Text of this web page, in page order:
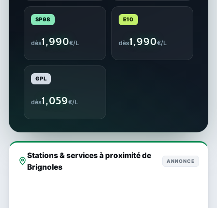
SP98
dès1,990€/L
E10
dès1,990€/L
GPL
dès1,059€/L
Stations & services à proximité de
Brignoles
ANNONCE